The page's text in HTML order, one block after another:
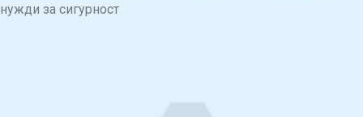
нужди за сигурност